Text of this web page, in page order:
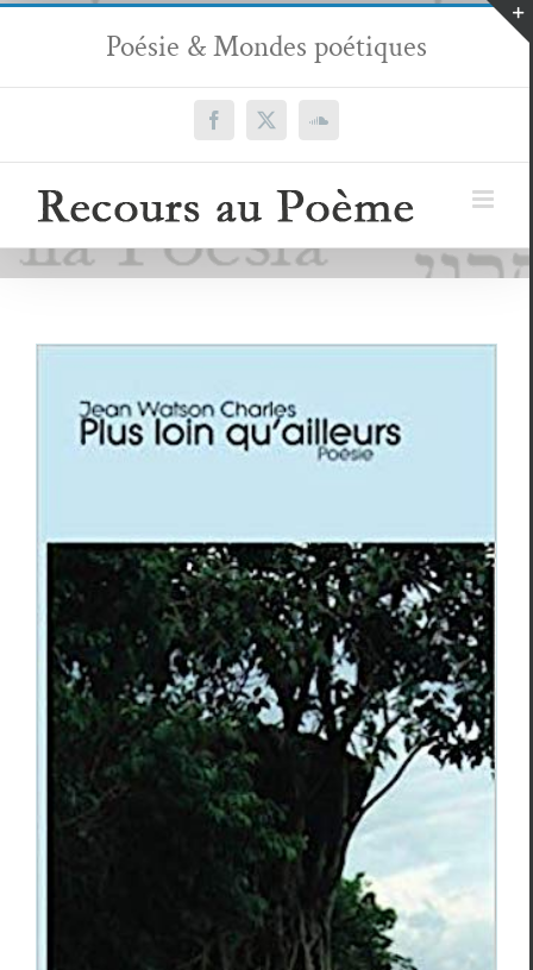
Passer
contenu
Poésie & Mondes poétiques
Facebook
X SoundCloud
Jean-Watson Charles, Plus loin qu’ailleurs
Essais & Chroniques Jean-Watson Charles